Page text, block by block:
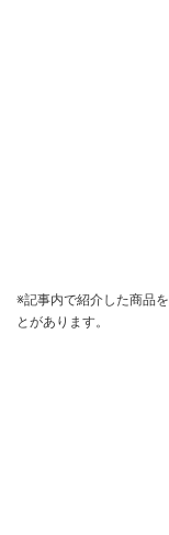
※記事内で紹介した商品
とがあります。